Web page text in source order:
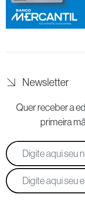
Newsletter
Quer receber a
primeira